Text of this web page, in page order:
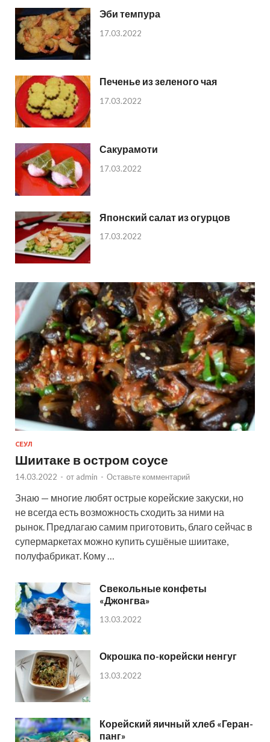
Эби темпура
17.03.2022
Печенье из зеленого чая
17.03.2022
Сакурамоти
17.03.2022
Японский салат из огурцов
17.03.2022
СЕУЛ
Шиитаке в остром соусе
14.03.2022 - от admin - Оставьте комментарий
Знаю — многие любят острые корейские закуски, но
не всегда есть возможность сходить за ними на
рынок. Предлагаю самим приготовить, благо сейчас в
супермаркетах можно купить сушёные шиитаке,
полуфабрикат. Кому …
Свекольные конфеты
«Джонгва»
13.03.2022
Окрошка по-корейски ненгуг
13.03.2022
Корейский яичный хлеб «Геран-
панг»